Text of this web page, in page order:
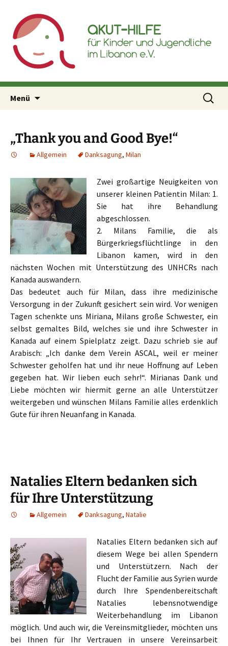
springenJugendliche im Libanon e.V.
Menü
Suchen
nach:
„Thank you and Good Bye!“
Allgemein Danksagung, Milan
Zwei großartige Neuigkeiten von
unserer kleinen Patientin Milan: 1.
Sie hat ihre Behandlung
abgeschlossen.
2. Milans Familie, die als
Bürgerkriegsflüchtlinge in den
Libanon kamen, wird in den
nächsten Wochen mit Unterstützung des UNHCRs nach
Kanada auswandern.
Das bedeutet auch für Milan, dass ihre medizinische
Versorgung in der Zukunft gesichert sein wird. Vor wenigen
Tagen schenkte uns Miriana, Milans große Schwester, ein
selbst gemaltes Bild, welches sie und ihre Schwester in
Kanada auf einem Spielplatz zeigt. Dazu schrieb sie auf
Arabisch: „Ich danke dem Verein ASCAL, weil er meiner
Schwester geholfen hat und ihr neue Hoffnung auf Leben
gegeben hat. Wir lieben euch sehr!“. Mirianas Dank und
Liebe möchten wir hiermit gerne an alle Unterstützer
weitergeben und wünschen Milans Familie alles erdenklich
Gute für ihren Neuanfang in Kanada.
Natalies Eltern bedanken sich
für Ihre Unterstützung
Allgemein Danksagung, Natalie
Natalies Eltern bedanken sich auf
diesem Wege bei allen Spendern
und Unterstützern. Nach der
Flucht der Familie aus Syrien wurde
durch Ihre Spendenbereitschaft
Natalies lebensnotwendige
Weiterbehandlung im Libanon
möglich. Und auch wir, die Vereinsmitglieder, möchten uns
bei Ihnen für Ihr Vertrauen in unsere Vereinsarbeit